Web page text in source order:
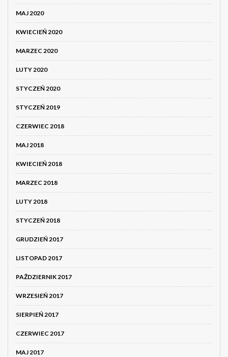
MAJ 2020
KWIECIEŃ 2020
MARZEC 2020
LUTY 2020
STYCZEŃ 2020
STYCZEŃ 2019
CZERWIEC 2018
MAJ 2018
KWIECIEŃ 2018
MARZEC 2018
LUTY 2018
STYCZEŃ 2018
GRUDZIEŃ 2017
LISTOPAD 2017
PAŹDZIERNIK 2017
WRZESIEŃ 2017
SIERPIEŃ 2017
CZERWIEC 2017
MAJ 2017